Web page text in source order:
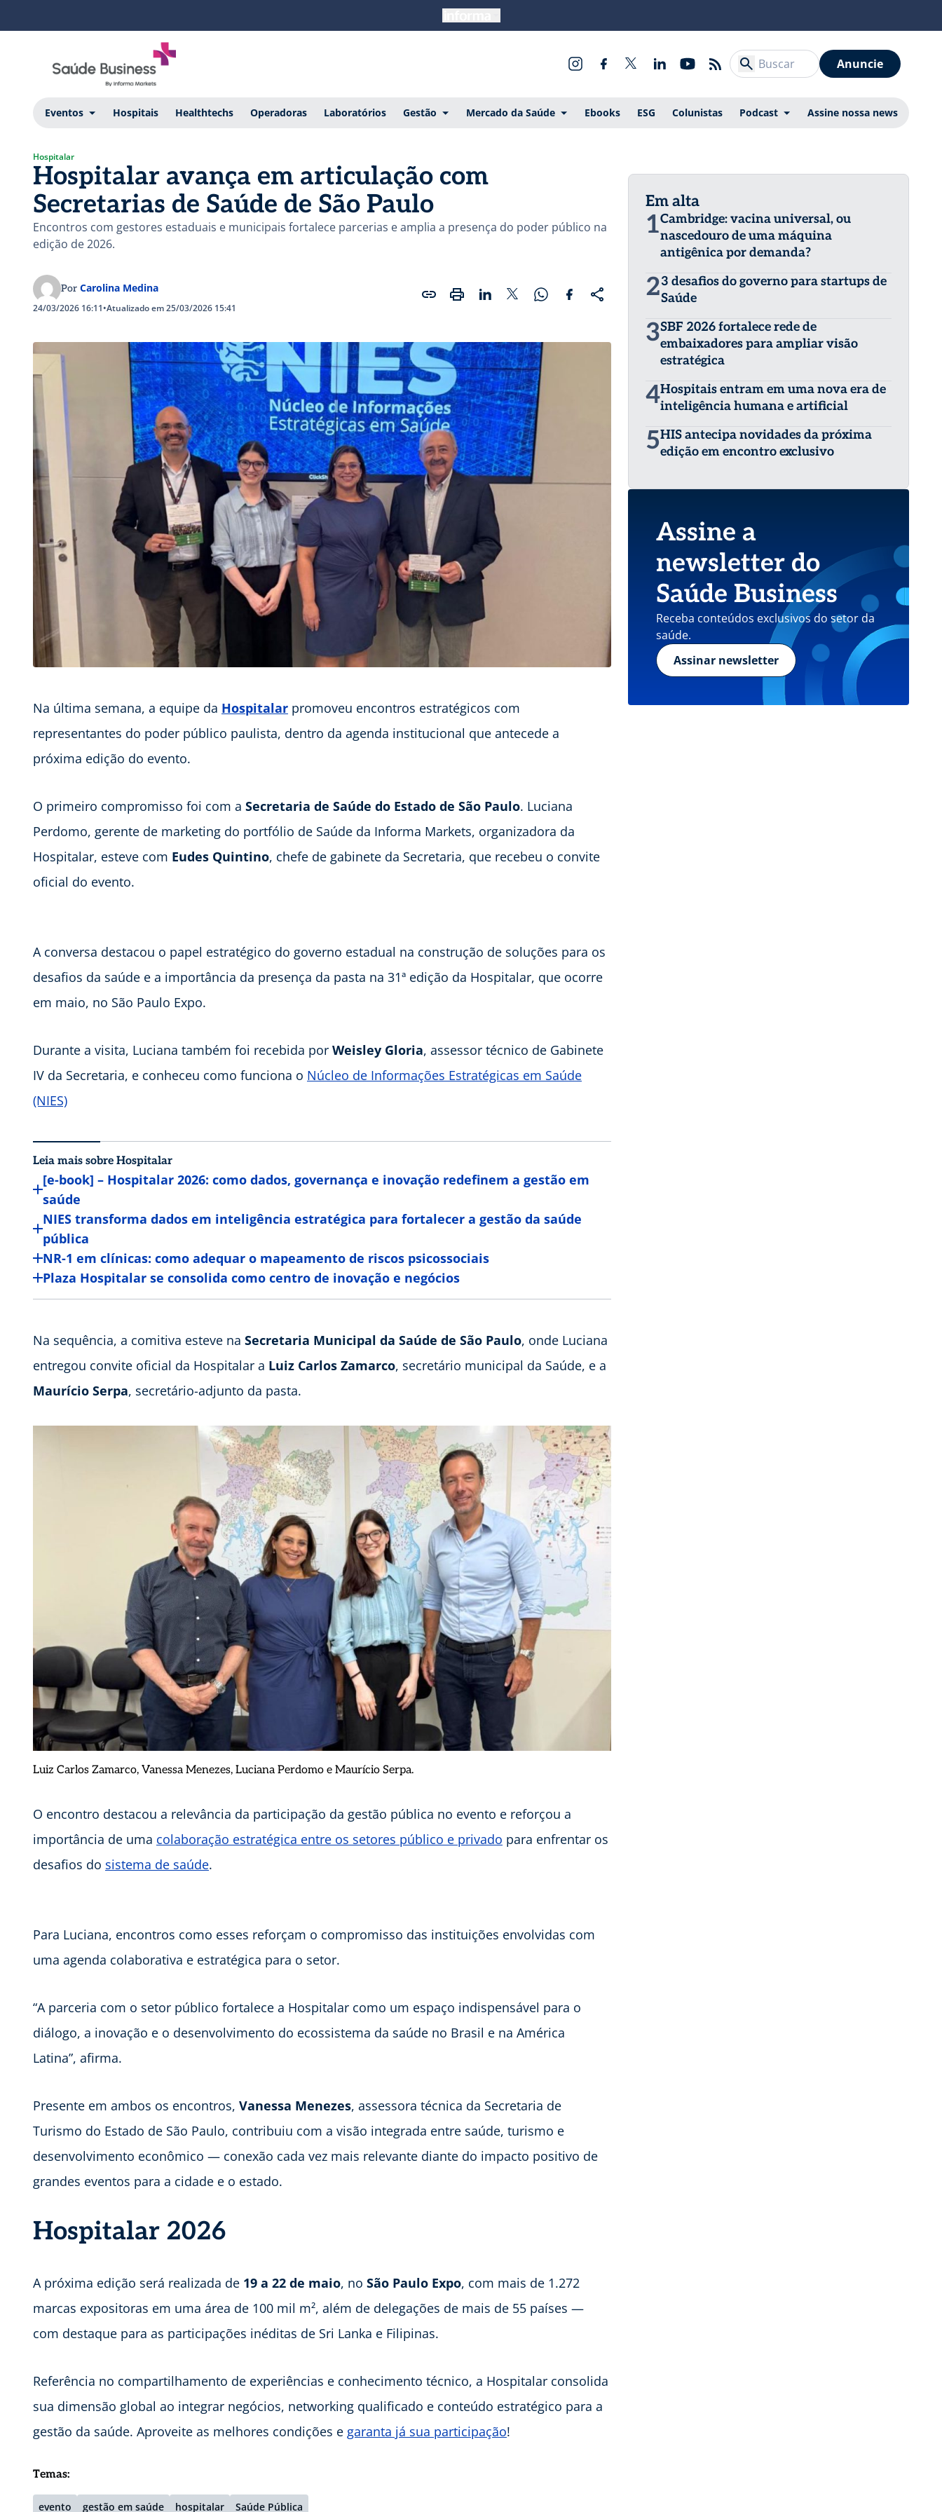
Anuncie
Eventos Hospitais Healthtechs Operadoras Laboratórios Gestão Mercado da Saúde Ebooks ESG Colunistas Podcast Assine nossa news
Hospitalar
Hospitalar avança em articulação com
Secretarias de Saúde de São Paulo
Encontros com gestores estaduais e municipais fortalece parcerias e amplia a presença do poder público na
edição de 2026.
Por Carolina Medina
24/03/2026 16:11•Atualizado em 25/03/2026 15:41
Na última semana, a equipe da Hospitalar promoveu encontros estratégicos com
representantes do poder público paulista, dentro da agenda institucional que antecede a
próxima edição do evento.
O primeiro compromisso foi com a Secretaria de Saúde do Estado de São Paulo. Luciana
Perdomo, gerente de marketing do portfólio de Saúde da Informa Markets, organizadora da
Hospitalar, esteve com Eudes Quintino, chefe de gabinete da Secretaria, que recebeu o convite
oficial do evento.
A conversa destacou o papel estratégico do governo estadual na construção de soluções para os
desafios da saúde e a importância da presença da pasta na 31ª edição da Hospitalar, que ocorre
em maio, no São Paulo Expo.
Durante a visita, Luciana também foi recebida por Weisley Gloria, assessor técnico de Gabinete
IV da Secretaria, e conheceu como funciona o Núcleo de Informações Estratégicas em Saúde
(NIES)
Leia mais sobre Hospitalar
[e-book] – Hospitalar 2026: como dados, governança e inovação redefinem a gestão em
saúde
NIES transforma dados em inteligência estratégica para fortalecer a gestão da saúde
pública
NR-1 em clínicas: como adequar o mapeamento de riscos psicossociais
Plaza Hospitalar se consolida como centro de inovação e negócios
Na sequência, a comitiva esteve na Secretaria Municipal da Saúde de São Paulo, onde Luciana
entregou convite oficial da Hospitalar a Luiz Carlos Zamarco, secretário municipal da Saúde, e a
Maurício Serpa, secretário-adjunto da pasta.
Luiz Carlos Zamarco, Vanessa Menezes, Luciana Perdomo e Maurício Serpa.
O encontro destacou a relevância da participação da gestão pública no evento e reforçou a
importância de uma colaboração estratégica entre os setores público e privado para enfrentar os
desafios do sistema de saúde.
Para Luciana, encontros como esses reforçam o compromisso das instituições envolvidas com
uma agenda colaborativa e estratégica para o setor.
“A parceria com o setor público fortalece a Hospitalar como um espaço indispensável para o
diálogo, a inovação e o desenvolvimento do ecossistema da saúde no Brasil e na América
Latina”, afirma.
Presente em ambos os encontros, Vanessa Menezes, assessora técnica da Secretaria de
Turismo do Estado de São Paulo, contribuiu com a visão integrada entre saúde, turismo e
desenvolvimento econômico — conexão cada vez mais relevante diante do impacto positivo de
grandes eventos para a cidade e o estado.
Hospitalar 2026
A próxima edição será realizada de 19 a 22 de maio, no São Paulo Expo, com mais de 1.272
marcas expositoras em uma área de 100 mil m², além de delegações de mais de 55 países —
com destaque para as participações inéditas de Sri Lanka e Filipinas.
Referência no compartilhamento de experiências e conhecimento técnico, a Hospitalar consolida
sua dimensão global ao integrar negócios, networking qualificado e conteúdo estratégico para a
gestão da saúde. Aproveite as melhores condições e garanta já sua participação!
Temas:
evento gestão em saúde hospitalar Saúde Pública
Em alta
1Cambridge: vacina universal, ou
nascedouro de uma máquina
antigênica por demanda?
23 desafios do governo para startups de
Saúde
3SBF 2026 fortalece rede de
embaixadores para ampliar visão
estratégica
4Hospitais entram em uma nova era de
inteligência humana e artificial
5HIS antecipa novidades da próxima
edição em encontro exclusivo
Assine a
newsletter do
Saúde Business
Receba conteúdos exclusivos do setor da
saúde.
Assinar newsletter